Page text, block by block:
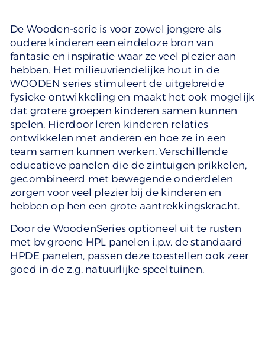
De Wooden-serie is voor zowel jongere als
oudere kinderen een eindeloze bron van
fantasie en inspiratie waar ze veel plezier aan
hebben. Het milieuvriendelijke hout in de
WOODEN series stimuleert de uitgebreide
fysieke ontwikkeling en maakt het ook mogelijk
dat grotere groepen kinderen samen kunnen
spelen. Hierdoor leren kinderen relaties
ontwikkelen met anderen en hoe ze in een
team samen kunnen werken. Verschillende
educatieve panelen die de zintuigen prikkelen,
gecombineerd met bewegende onderdelen
zorgen voor veel plezier bij de kinderen en
hebben op hen een grote aantrekkingskracht.
Door de WoodenSeries optioneel uit te rusten
met bv groene HPL panelen i.p.v. de standaard
HPDE panelen, passen deze toestellen ook zeer
goed in de z.g. natuurlijke speeltuinen.